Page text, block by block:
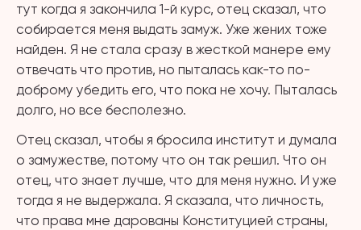
тут когда я закончила 1-й курс, отец сказал, что
собирается меня выдать замуж. Уже жених тоже
найден. Я не стала сразу в жесткой манере ему
отвечать что против, но пыталась как-то по-
доброму убедить его, что пока не хочу. Пыталась
долго, но все бесполезно.
Отец сказал, чтобы я бросила институт и думала
о замужестве, потому что он так решил. Что он
отец, что знает лучше, что для меня нужно. И уже
тогда я не выдержала. Я сказала, что личность,
что права мне дарованы Конституцией страны,